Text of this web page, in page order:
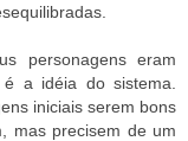
personagens eram
a idéia do sistema.
iniciais serem bons
mas precisem de um